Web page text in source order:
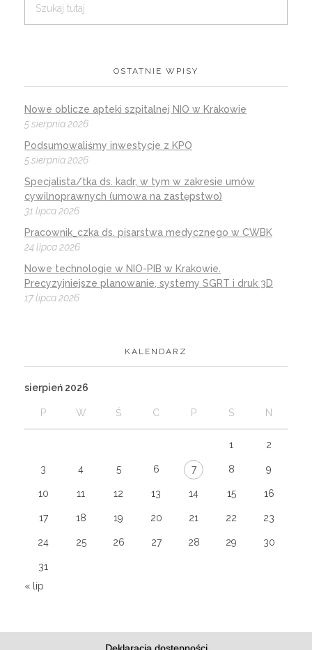
OSTATNIE WPISY
Nowe oblicze apteki szpitalnej NIO w Krakowie
5 sierpnia 2026
Podsumowaliśmy inwestycje z KPO
5 sierpnia 2026
Specjalista/tka ds. kadr, w tym w zakresie umów
cywilnoprawnych (umowa na zastępstwo)
31 lipca 2026
Pracownik_czka ds. pisarstwa medycznego w CWBK
24 lipca 2026
Nowe technologie w NIO-PIB w Krakowie.
Precyzyjniejsze planowanie, systemy SGRT i druk 3D
17 lipca 2026
KALENDARZ
sierpień 2026
P W Ś C P S N
1 2
3 4 5 6 7 8 9
10 11 12 13 14 15 16
17 18 19 20 21 22 23
24 25 26 27 28 29 30
31
« lip